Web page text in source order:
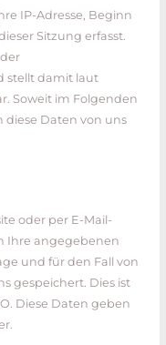
IP-Adresse, Beginn
Sitzung erfasst.
stellt damit laut
Soweit im Folgenden
diese Daten von uns
oder per E-Mail-
Ihre angegebenen
und für den Fall von
gespeichert. Dies ist
Diese Daten geben